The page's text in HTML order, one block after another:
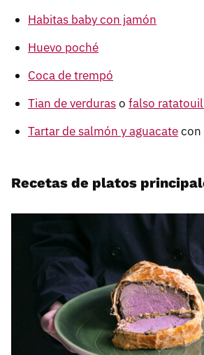
Habitas baby con jamón
Huevo poché
Coca de trempó
Tian de verduraso falso
Tartar de salmón y aguacatecon
Recetas de platos